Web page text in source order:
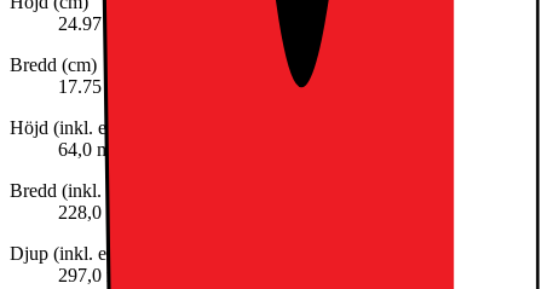
24.97
Bredd (cm)
17.75
Höjd (inkl. emballage)
64,0 mm
Bredd (inkl. emballage)
228,0 mm
Djup (inkl. emballage)
297,0 mm